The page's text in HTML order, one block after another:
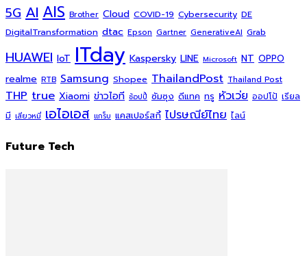
5G AI AIS Brother Cloud COVID-19 Cybersecurity DE
DigitalTransformation dtac Epson Gartner GenerativeAI Grab
HUAWEI IoT ITday Kaspersky LINE Microsoft NT OPPO
realme RTB Samsung Shopee ThailandPost Thailand Post
THP true Xiaomi ข่าวไอที ช้อปปี้ ซัมซุง ดีแทค ทรู หัวเว่ย ออปโป้ เรียล
มี เสียวหมี่ เอไอเอส แกร็บ แคสเปอร์สกี้ ไปรษณีย์ไทย ไลน์
Future Tech